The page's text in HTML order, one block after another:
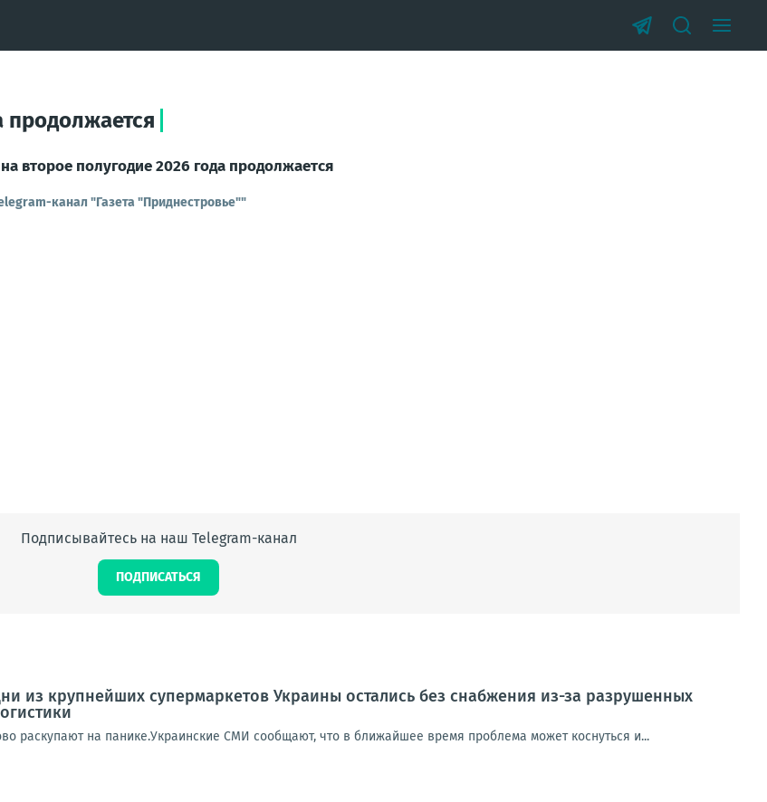
продолжается
второе полугодие 2026 года продолжается
канал "Газета "Приднестровье""
Подписывайтесь на наш Telegram-канал
ПОДПИСАТЬСЯ
из крупнейших супермаркетов Украины остались без снабжения из-за разрушенных
раскупают на панике.Украинские СМИ сообщают, что в ближайшее время проблема может коснуться и...